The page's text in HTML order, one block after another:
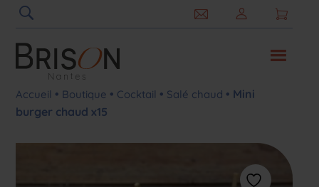
Accueil • Boutique • Cocktail • Salé chaud • Mini
burger chaud x15